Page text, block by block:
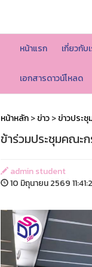
หน้าแรก เกี่ยวกับ
เอกสารดาวน์โหลด
หน้าหลัก>ข่าว>ข่าวประชุ
ข้าร่วมประชุมคณะ
admin student
10 มิถุนายน 2569